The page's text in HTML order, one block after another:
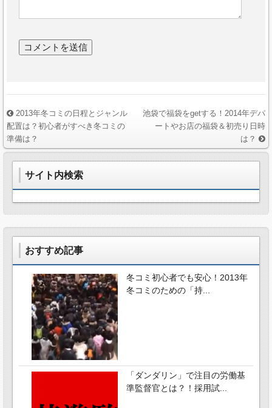
2013年冬コミの日程とジャンル
配置は？初心者がすべき冬コミの
準備は？
池袋で福袋をgetする！2014年デパ
ートやお店の福袋＆初売り日時
は？
サイト内検索
おすすめ記事
冬コミ初心者でも安心！2013年
冬コミのための「持...
「ダンダリン」で注目の労働基
準監督官とは？！採用試...